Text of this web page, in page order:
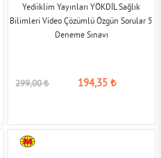
Yediiklim Yayınları YÖKDİL Sağlık
Bilimleri Video Çözümlü Özgün Sorular 5
Deneme Sınavı
299,00₺ 194,35 ₺